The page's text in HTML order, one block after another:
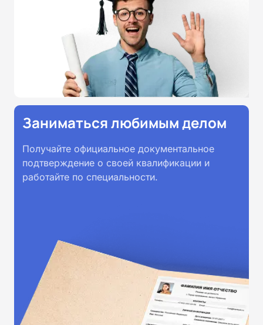
Заниматься любимым делом
Получайте официальное документальное
подтверждение о своей квалификации и
работайте по специальности.